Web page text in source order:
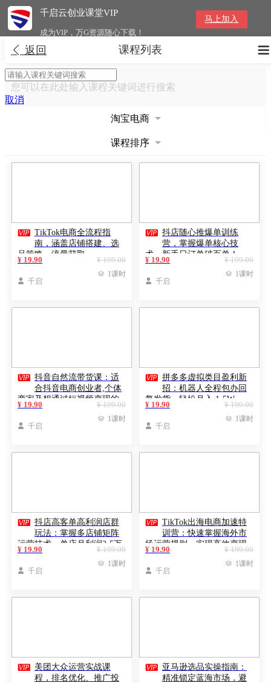
千启云创业课堂VIP
成为VIP，万G资源随心下载！
马上加入
 返回 
课程列表
您可以在此处输入课程关键词进行搜索
取消
淘宝电商
课程排序
 TikTok电商全流程指
南，涵盖店铺搭建、选
品策略、流量获取
¥ 199.00
¥ 19.90
 千启
 1课时
 抖店随心推爆单训练
营，掌握爆单核心技
术，新手日订单破百单！
¥ 199.00
¥ 19.90
 千启
 1课时
 抖音自然流带货课：适
合抖音电商创业者,个体
商家及想通过短视频变现的
新手
¥ 199.00
¥ 19.90
 千启
 1课时
 拼多多虚拟类目盈利新
招：机器人全程包办回
复发货，轻松月入 1-5W
¥ 199.00
¥ 19.90
 千启
 1课时
 抖店高客单高利润店群
玩法：掌握多店铺矩阵
运营技术，单店月利润2-5万
¥ 199.00
¥ 19.90
 千启
 1课时
 TikTok出海电商加速特
训营：快速掌握海外市
场运营规则，实现高效变现
¥ 199.00
¥ 19.90
 千启
 1课时
 美团大众运营实战课
程，排名优化、推广投
 亚马逊选品实操指南：
精准锁定蓝海市场，避